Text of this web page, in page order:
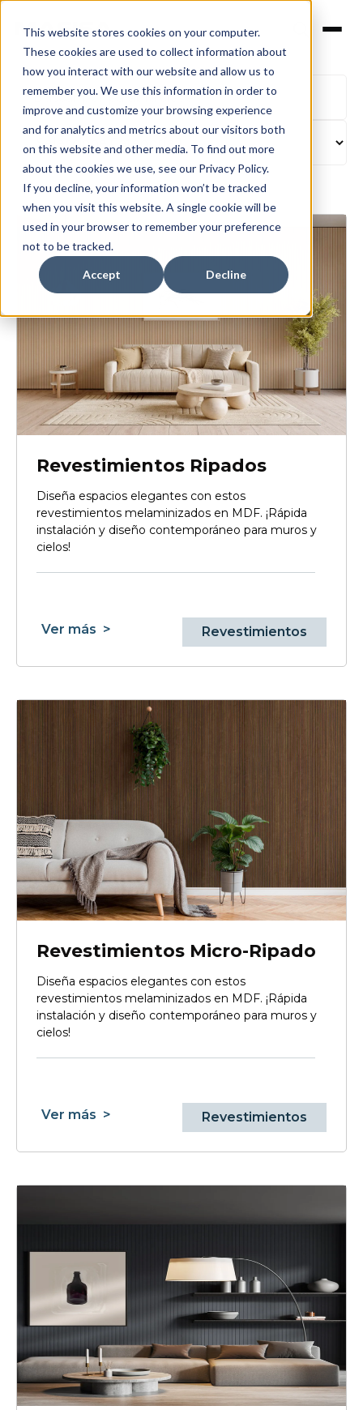
This website stores cookies on your computer.
These cookies are used to collect information about
how you interact with our website and allow us to
remember you. We use this information in order to
improve and customize your browsing experience
and for analytics and metrics about our visitors both
on this website and other media. To find out more
about the cookies we use, see our Privacy Policy.
If you decline, your information won’t be tracked
when you visit this website. A single cookie will be
used in your browser to remember your preference
not to be tracked.
Accept Decline
Revestimientos Ripados
Diseña espacios elegantes con estos
revestimientos melaminizados en MDF. ¡Rápida
instalación y diseño contemporáneo para muros y
cielos!
Ver más > Revestimientos
Revestimientos Micro-Ripado
Diseña espacios elegantes con estos
revestimientos melaminizados en MDF. ¡Rápida
instalación y diseño contemporáneo para muros y
cielos!
Ver más > Revestimientos